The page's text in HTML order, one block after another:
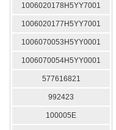
1006020178H5YY7001
1006020177H5YY7001
1006070053H5YY0001
1006070054H5YY0001
577616821
992423
100005E